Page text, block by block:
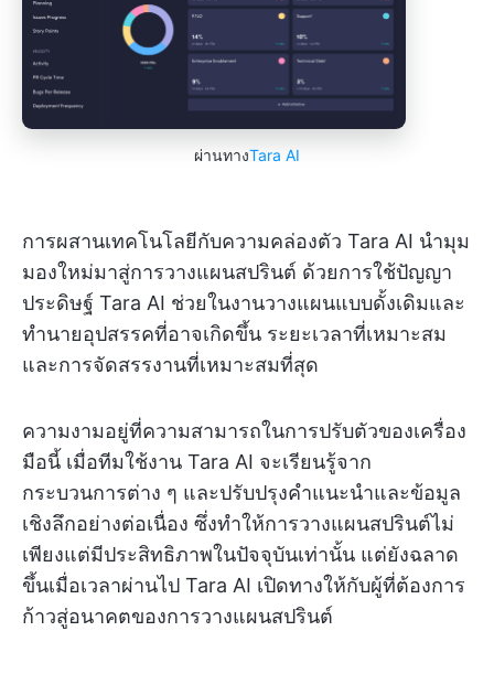
ผ่านทางTara AI
การผสานเทคโนโลยีกับความคล่องตัว Tara AI นำมุม
มองใหม่มาสู่การวางแผนสปรินต์ ด้วยการใช้ปัญญา
ประดิษฐ์ Tara AI ช่วยในงานวางแผนแบบดั้งเดิมและ
ทำนายอุปสรรคที่อาจเกิดขึ้น ระยะเวลาที่เหมาะสม
และการจัดสรรงานที่เหมาะสมที่สุด
ความงามอยู่ที่ความสามารถในการปรับตัวของเครื่อง
มือนี้ เมื่อทีมใช้งาน Tara AI จะเรียนรู้จาก
กระบวนการต่าง ๆ และปรับปรุงคำแนะนำและข้อมูล
เชิงลึกอย่างต่อเนื่อง ซึ่งทำให้การวางแผนสปรินต์ไม่
เพียงแต่มีประสิทธิภาพในปัจจุบันเท่านั้น แต่ยังฉลาด
ขึ้นเมื่อเวลาผ่านไป Tara AI เปิดทางให้กับผู้ที่ต้องการ
ก้าวสู่อนาคตของการวางแผนสปรินต์